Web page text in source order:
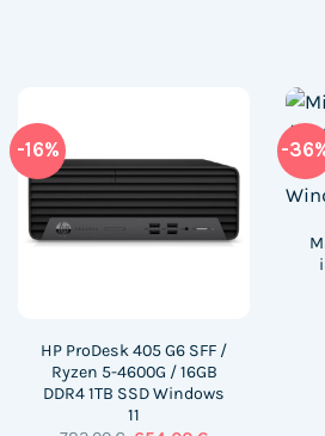
-16%
HP ProDesk 405 G6 SFF /
Ryzen 5-4600G / 16GB
DDR4 1TB SSD Windows
11
-